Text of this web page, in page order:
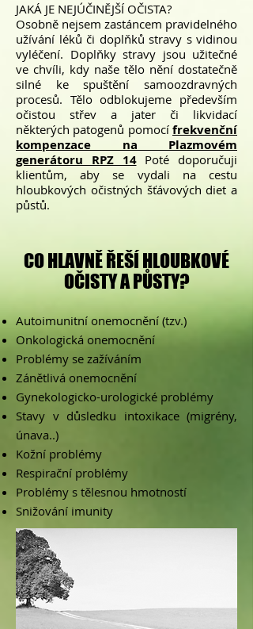
JAKÁ JE NEJÚČINĚJŠÍ OČISTA?
Osobně nejsem zastáncem pravidelného
užívání léků či doplňků stravy s vidinou
vyléčení. Doplňky stravy jsou užitečné
ve chvíli, kdy naše tělo nění dostatečně
silné ke spuštění samoozdravných
procesů. Tělo odblokujeme především
očistou střev a jater či likvidací
některých patogenů pomocí frekvenční
kompenzace na Plazmovém
generátoru RPZ 14 Poté doporučuji
klientům, aby se vydali na cestu
hloubkových očistných šťávových diet a
půstů.
CO HLAVNĚ ŘEŠÍ HLOUBKOVÉ
OČISTY A PŮSTY?
Autoimunitní onemocnění (tzv.)
Onkologická onemocnění
Problémy se zažíváním
Zánětlivá onemocnění
Gynekologicko-urologické problémy
Stavy v důsledku intoxikace (migrény,
únava..)
Kožní problémy
Respirační problémy
Problémy s tělesnou hmotností
Snižování imunity